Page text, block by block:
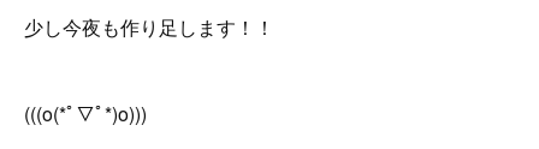
少し今夜も作り足します！！
(((o(*ﾟ▽ﾟ*)o)))